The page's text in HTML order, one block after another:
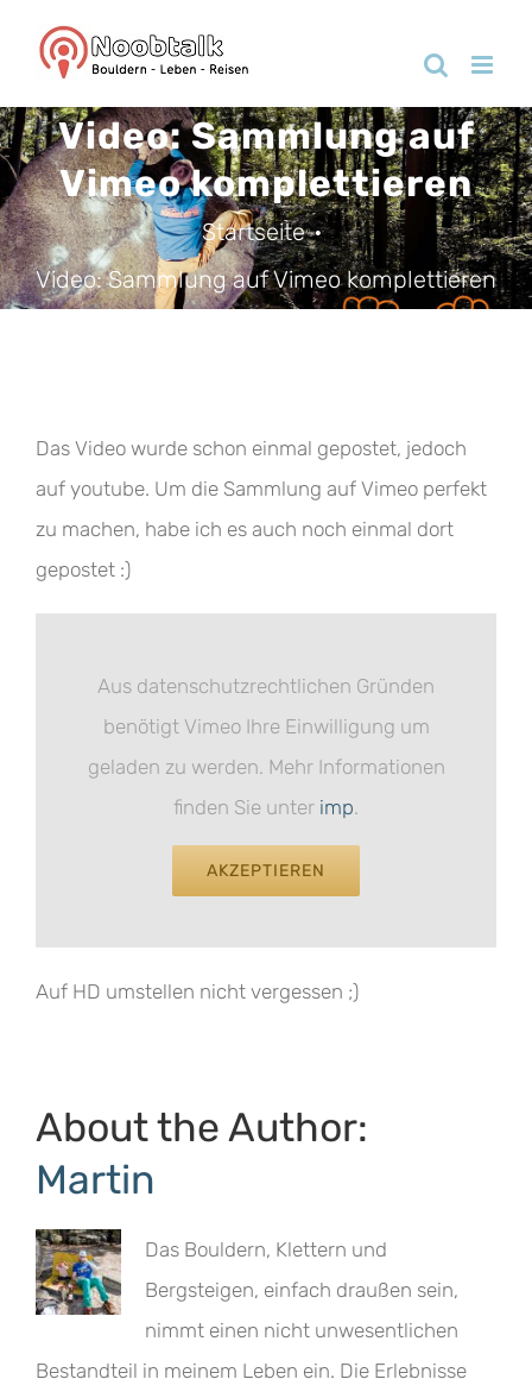
Inhalt
Video: Sammlung auf
Vimeo komplettieren
Startseite
Video: Sammlung auf Vimeo komplettieren
Das Video wurde schon einmal gepostet, jedoch
auf youtube. Um die Sammlung auf Vimeo perfekt
zu machen, habe ich es auch noch einmal dort
gepostet :)
Aus datenschutzrechtlichen Gründen
benötigt Vimeo Ihre Einwilligung um
geladen zu werden. Mehr Informationen
finden Sie unter imp.
AKZEPTIEREN
Auf HD umstellen nicht vergessen ;)
About the Author:
Martin
Das Bouldern, Klettern und
Bergsteigen, einfach draußen sein,
nimmt einen nicht unwesentlichen
Bestandteil in meinem Leben ein. Die Erlebnisse